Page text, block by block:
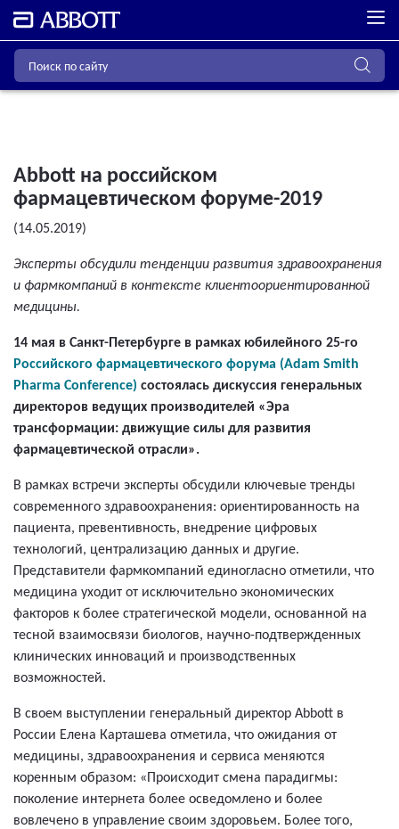
Abbott на российском
фармацевтическом форуме-2019
(14.05.2019)
Эксперты обсудили тенденции развития здравоохранения
и фармкомпаний в контексте клиентоориентированной
медицины.
14 мая в Санкт-Петербурге в рамках юбилейного 25-го
Российского фармацевтического форума (Adam Smith
Pharma Conference) состоялась дискуссия генеральных
директоров ведущих производителей «Эра
трансформации: движущие силы для развития
фармацевтической отрасли».
В рамках встречи эксперты обсудили ключевые тренды
современного здравоохранения: ориентированность на
пациента, превентивность, внедрение цифровых
технологий, централизацию данных и другие.
Представители фармкомпаний единогласно отметили, что
медицина уходит от исключительно экономических
факторов к более стратегической модели, основанной на
тесной взаимосвязи биологов, научно-подтвержденных
клинических инноваций и производственных
возможностей.
В своем выступлении генеральный директор Abbott в
России Елена Карташева отметила, что ожидания от
медицины, здравоохранения и сервиса меняются
коренным образом: «Происходит смена парадигмы:
поколение интернета более осведомлено и более
вовлечено в управление своим здоровьем. Более того,